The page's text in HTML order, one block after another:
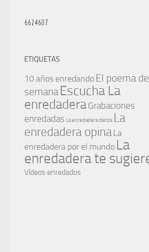
ETIQUETAS
10 años enredando El poema
semana Escucha La
enredaderaGrabaciones
enredadas La enredadera danza La
enredadera opina La
enredadera por el mundo La
enredadera te
Vídeos enredados